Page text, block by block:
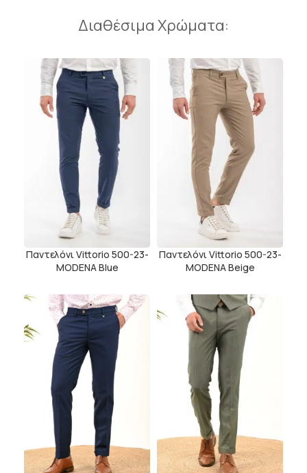
Διαθέσιμα Χρώματα:
Παντελόνι Vittorio 500-23-
MODENA Blue
Παντελόνι Vittorio 500-23-
MODENA Beige